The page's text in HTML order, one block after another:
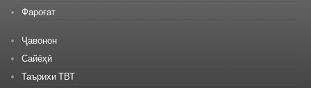
Фароғат
Ҷавонон
Сайёҳӣ
Таърихи ТВТ